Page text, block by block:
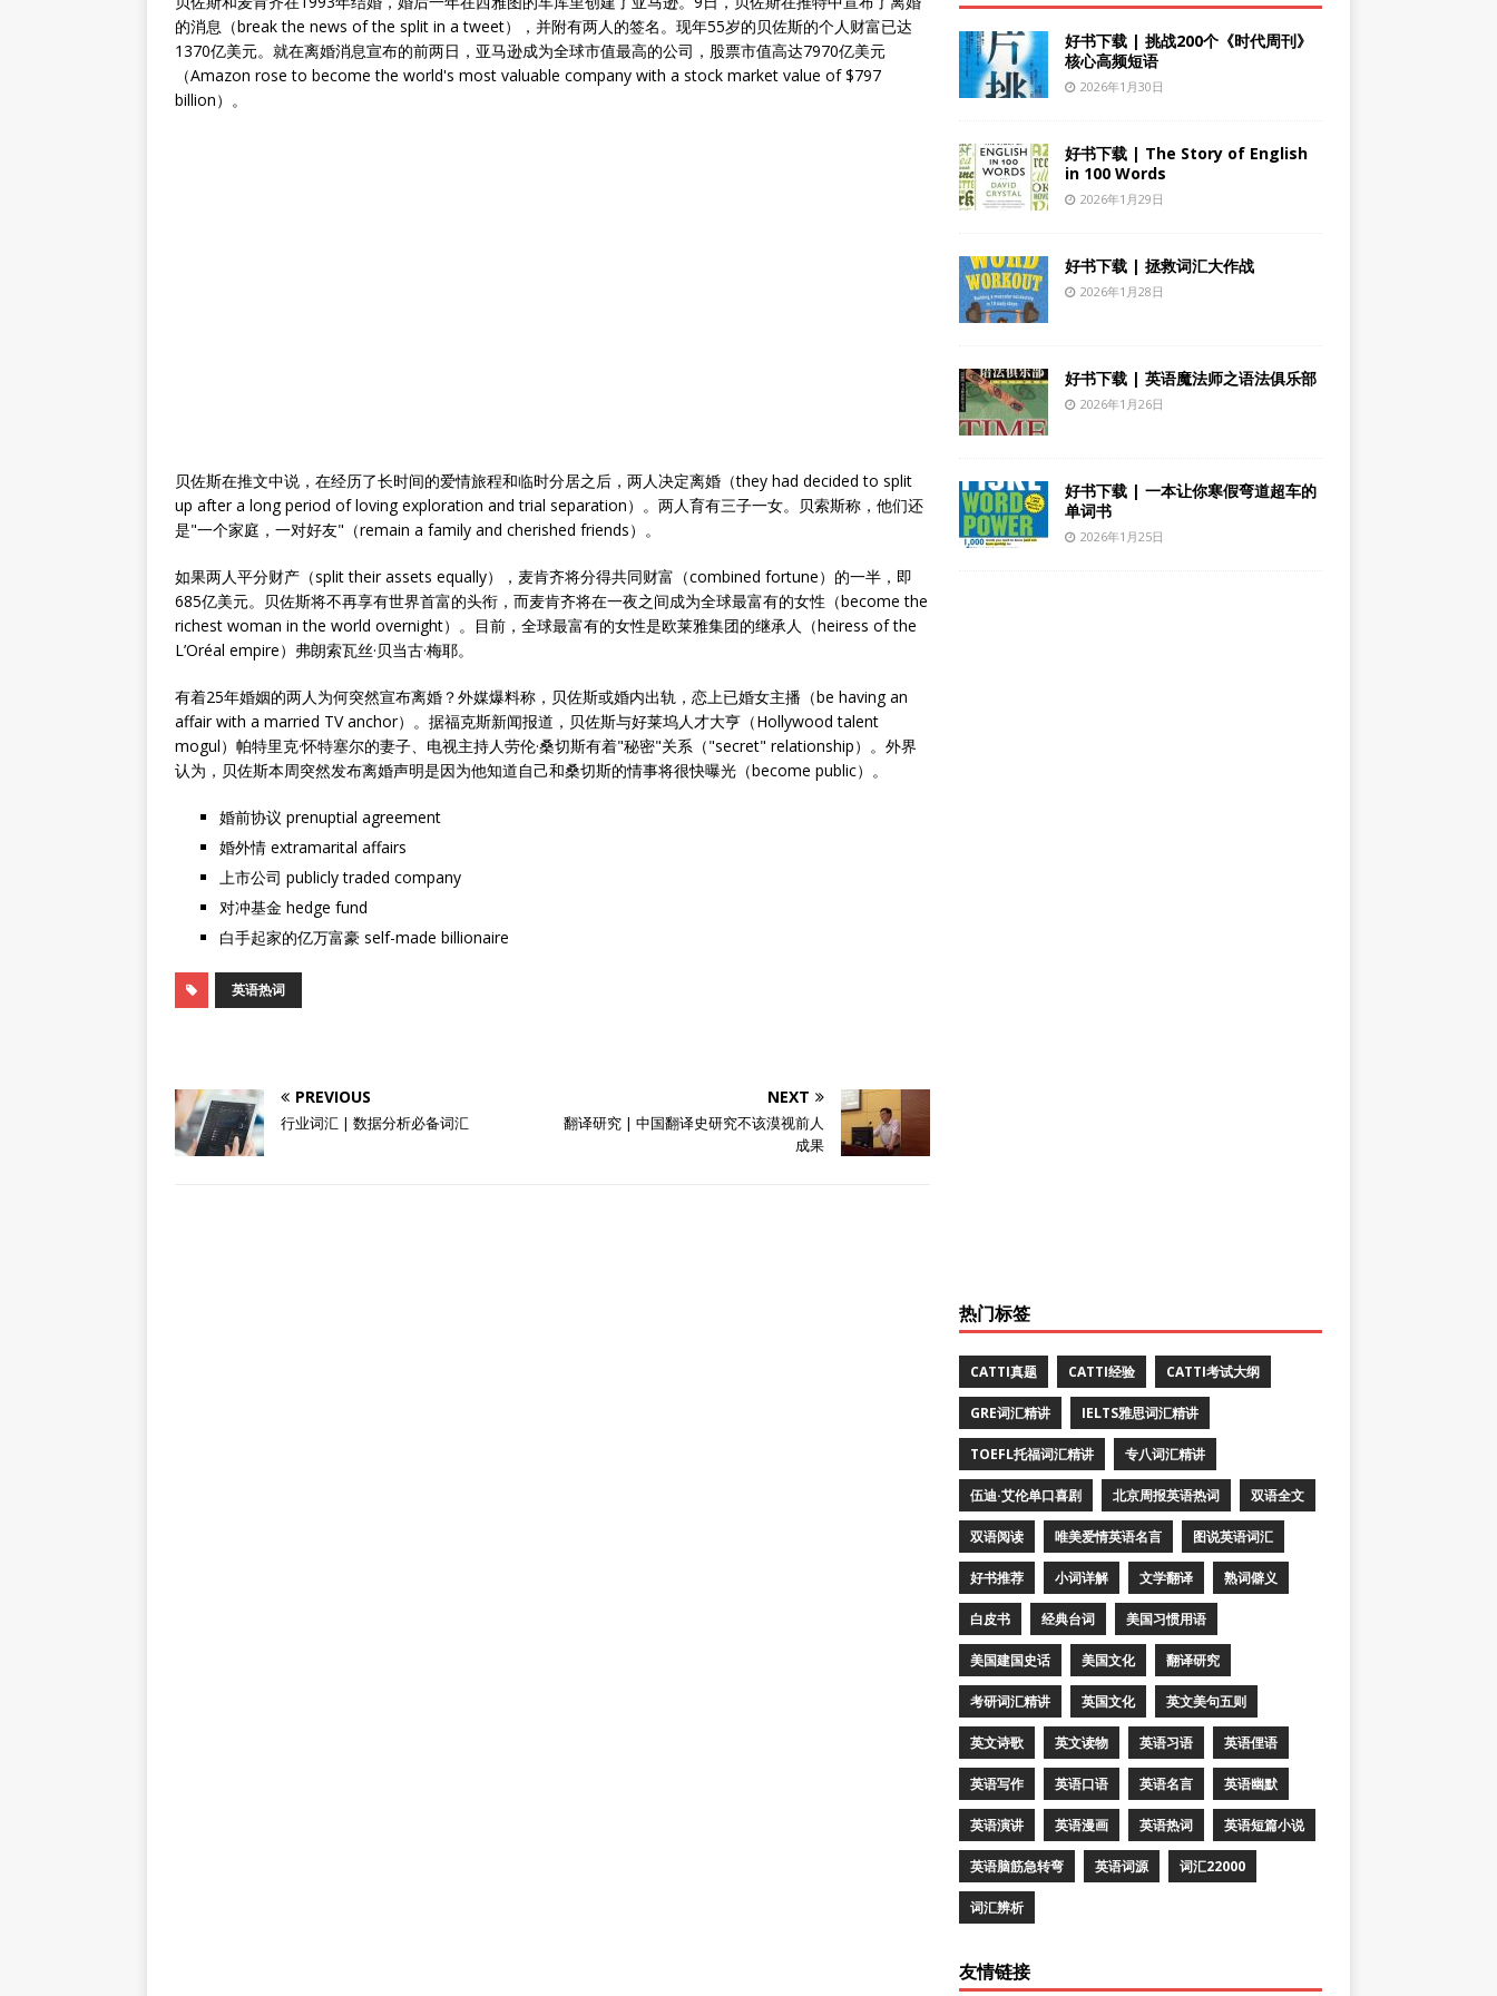
的消息（break the news of the split in a tweet），并附有两人的签名。现年55岁的贝佐斯的个人财富已达
1370亿美元。就在离婚消息宣布的前两日，亚马逊成为全球市值最高的公司，股票市值高达7970亿美元
（Amazon rose to become the world's most valuable company with a stock market value of $797
billion）。
贝佐斯在推文中说，在经历了长时间的爱情旅程和临时分居之后，两人决定离婚（they had decided to split
up after a long period of loving exploration and trial separation）。两人育有三子一女。贝索斯称，他们还
是"一个家庭，一对好友"（remain a family and cherished friends）。
如果两人平分财产（split their assets equally），麦肯齐将分得共同财富（combined fortune）的一半，即
685亿美元。贝佐斯将不再享有世界首富的头衔，而麦肯齐将在一夜之间成为全球最富有的女性（become the
richest woman in the world overnight）。目前，全球最富有的女性是欧莱雅集团的继承人（heiress of the
L’Oréal empire）弗朗索瓦丝·贝当古·梅耶。
有着25年婚姻的两人为何突然宣布离婚？外媒爆料称，贝佐斯或婚内出轨，恋上已婚女主播（be having an
affair with a married TV anchor）。据福克斯新闻报道，贝佐斯与好莱坞人才大亨（Hollywood talent
mogul）帕特里克·怀特塞尔的妻子、电视主持人劳伦·桑切斯有着"秘密"关系（"secret" relationship）。外界
认为，贝佐斯本周突然发布离婚声明是因为他知道自己和桑切斯的情事将很快曝光（become public）。
婚前协议 prenuptial agreement
婚外情 extramarital affairs
上市公司 publicly traded company
对冲基金 hedge fund
白手起家的亿万富豪 self-made billionaire
英语热词
PREVIOUS
行业词汇 | 数据分析必备词汇
NEXT
翻译研究 | 中国翻译史研究不该漠视前人
成果
好书下载 | 挑战200个《时代周刊》
核心高频短语
2026年1月30日
好书下载 | The Story of English
in 100 Words
2026年1月29日
好书下载 | 拯救词汇大作战
2026年1月28日
好书下载 | 英语魔法师之语法俱乐部
2026年1月26日
好书下载 | 一本让你寒假弯道超车的
单词书
2026年1月25日
热门标签
CATTI真题 CATTI经验 CATTI考试大纲
GRE词汇精讲 IELTS雅思词汇精讲
TOEFL托福词汇精讲 专八词汇精讲
伍迪·艾伦单口喜剧 北京周报英语热词 双语全文
双语阅读 唯美爱情英语名言 图说英语词汇
好书推荐 小词详解 文学翻译 熟词僻义
白皮书 经典台词 美国习惯用语
美国建国史话 美国文化 翻译研究
考研词汇精讲 英国文化 英文美句五则
英文诗歌 英文读物 英语习语 英语俚语
英语写作 英语口语 英语名言 英语幽默
英语演讲 英语漫画 英语热词 英语短篇小说
英语脑筋急转弯 英语词源 词汇22000
词汇辨析
友情链接